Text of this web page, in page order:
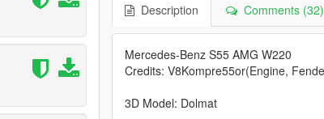
Description Comments (32)
Mercedes-Benz S55 AMG W220
Credits: V8Kompre55or(Engine,
3D Model: Dolmat